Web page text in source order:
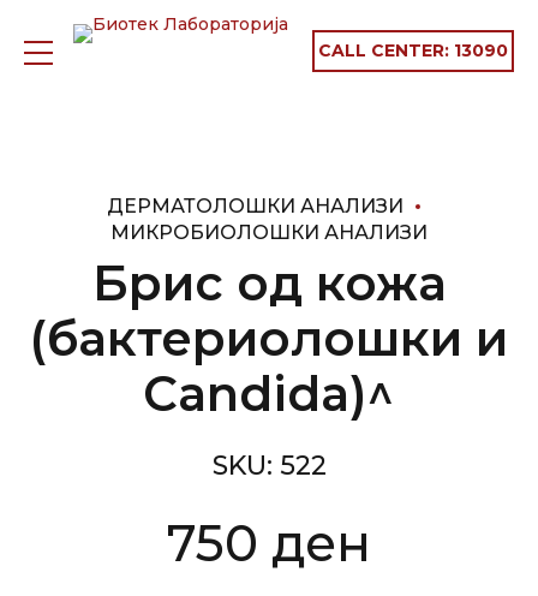
CALL CENTER: 13090
ДЕРМАТОЛОШКИ АНАЛИЗИ
МИКРОБИОЛОШКИ АНАЛИЗИ
Брис од кожа
(бактериолошки и
Candida)^
SKU: 522
750 ден